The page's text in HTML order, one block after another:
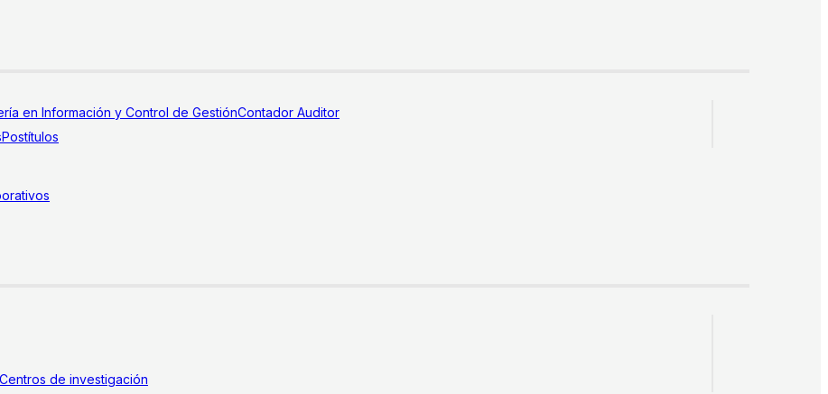
en Información y Control de GestiónContador Auditor
Postítulos
Centros de investigación